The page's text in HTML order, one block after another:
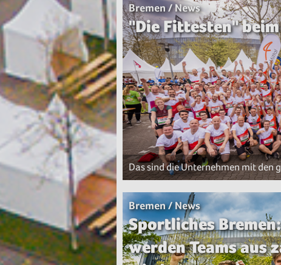
Bremen / News
"Die Fittesten"
Das sind die Unternehmen mit den
Bremen / News
Sportliches
werden Teams aus